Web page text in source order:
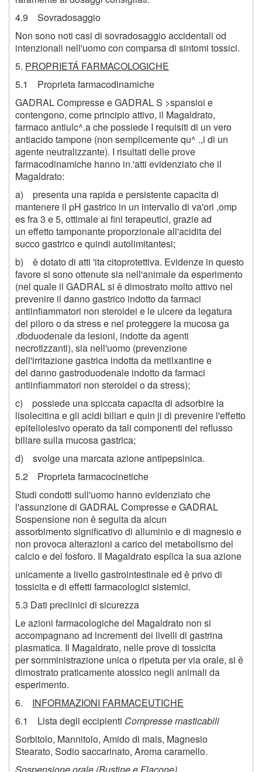
4.9 Sovradosaggio
Non sono noti casi di sovradosaggio accidentali od
intenzionali nell'uomo con comparsa di sintomi tossici.
5. PROPRIETÁ FARMACOLOGICHE
5.1 Proprieta farmacodinamiche
GADRAL Compresse e GADRAL S >spansioi e
contengono, come principio attivo, il Magaldrato,
farmaco antiulc^.a che possiede I requisiti di un vero
antiacido tampone (non semplicemente qu^ .,i di un
agente neutralizzante). I risultati delle prove
farmacodinamiche hanno in.'atti evidenziato che il
Magaldrato:
a) presenta una rapida e persistente capacita di
mantenere il pH gastrico in un intervallo di va'ori ,omp
es fra3 e 5, ottimale ai fini terapeutici, grazie ad
un effetto tamponante proporzionale all'acidita del
succo gastrico e quindi autolimitantesi;
b) ě dotato di atti 'ita citoprotettiva. Evidenze in questo
favore si sono ottenute sia nell'animale da esperimento
(nel quale il GADRAL si ě dimostrato molto attivo nel
prevenire il danno gastrico indotto da farmaci
antiinfiammatori non steroidei e le ulcere da legatura
del piloro o da stress e nel proteggere la mucosa ga
.ďoduodenale da lesioni, indotte da agenti
necrotizzanti), sia nell'uomo (prevenzione
dell'irritazione gastrica indotta da metilxantine e
del danno gastroduodenale indotto da farmaci
antiinfiammatori non steroidei o da stress);
c) possiede una spiccata capacita di adsorbire la
lisolecitina e gli acidi biliari e quin ji di prevenire l'effetto
epiteliolesivo operato da tali componenti del reflusso
biliare sulla mucosa gastrica;
d) svolge una marcata azione antipepsinica.
5.2 Proprieta farmacocinetiche
Studi condotti sull'uomo hanno evidenziato che
l'assunzione di GADRAL Compresse e GADRAL
Sospensione non ě seguita da alcun
assorbimento significativo di alluminio e di magnesio e
non provoca alterazioni a carico del metabolismo del
calcio e del fosforo. Il Magaldrato esplica la sua azione
unicamente a livello gastrointestinale ed ě privo di
tossicita e di effetti farmacologici sistemici.
5.3 Dati preclinici di sicurezza
Le azioni farmacologiche del Magaldrato non si
accompagnano ad incrementi dei livelli di gastrina
plasmatica. Il Magaldrato, nelle prove di tossicita
per somministrazione unica o ripetuta per via orale, si ě
dimostrato praticamente atossico negli animali da
esperimento.
6. INFORMAZIONI FARMACEUTICHE
6.1 Lista degli eccipienti Compresse masticabili
Sorbitolo, Mannitolo, Amido di mais, Magnesio
Stearato, Sodio saccarinato, Aroma caramello.